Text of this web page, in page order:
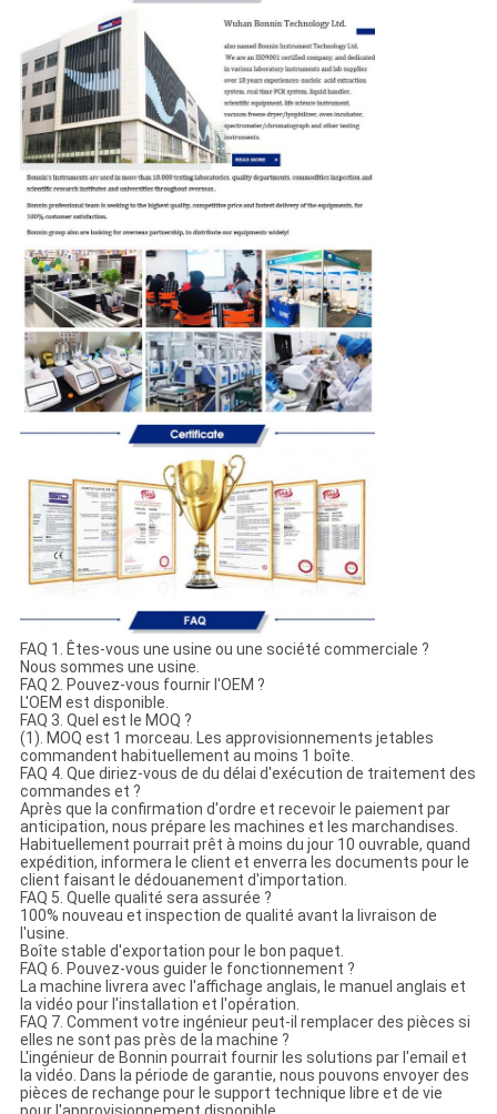
FAQ 1. Êtes-vous une usine ou une société commerciale ?
Nous sommes une usine.
FAQ 2. Pouvez-vous fournir l'OEM ?
L'OEM est disponible.
FAQ 3. Quel est le MOQ ?
(1). MOQ est 1 morceau. Les approvisionnements jetables
commandent habituellement au moins 1 boîte.
FAQ 4. Que diriez-vous de du délai d'exécution de traitement des
commandes et ?
Après que la confirmation d'ordre et recevoir le paiement par
anticipation, nous prépare les machines et les marchandises.
Habituellement pourrait prêt à moins du jour 10 ouvrable, quand
expédition, informera le client et enverra les documents pour le
client faisant le dédouanement d'importation.
FAQ 5. Quelle qualité sera assurée ?
100% nouveau et inspection de qualité avant la livraison de
l'usine.
Boîte stable d'exportation pour le bon paquet.
FAQ 6. Pouvez-vous guider le fonctionnement ?
La machine livrera avec l'affichage anglais, le manuel anglais et
la vidéo pour l'installation et l'opération.
FAQ 7. Comment votre ingénieur peut-il remplacer des pièces si
elles ne sont pas près de la machine ?
L'ingénieur de Bonnin pourrait fournir les solutions par l'email et
la vidéo. Dans la période de garantie, nous pouvons envoyer des
pièces de rechange pour le support technique libre et de vie